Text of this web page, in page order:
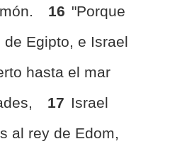
16 "Porque
Egipto, e Israel
hasta el mar
17 Israel
al rey de Edom,